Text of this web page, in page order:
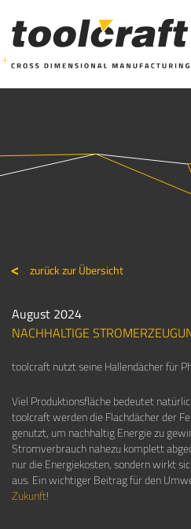
zurück zur Übersicht
August 2024
NACHHALTIGE
toolcraft nutzt seine Hallendächer für
Viel Produktionsfläche bedeutet
toolcraft werden die Flachdächer der
genutzt, um nachhaltig Energie zu
Stromverbrauch nahezu komplett
nur die Energiekosten, sondern wirkt
aus. Ein wichtiger Beitrag für den
Zukunft!
ADDITIVE FERTIGUNG
STELLENANGEBOTE